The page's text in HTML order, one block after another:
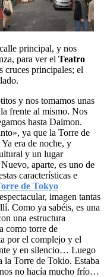
principal, y nos
para ver el Teatro
cruces principales; el
y nos tomamos unas
frente al mismo. Nos
hasta Daimon.
ya que la Torre de
era de noche, y
y un lugar
aparte, es uno de
características e
de Tokyo
imagen tantas
Como ya sabéis, es una
una estructura
como torre de
por el complejo y el
y en silencio… Luego
la Torre de Tokio. Estaba
no hacía mucho frío…